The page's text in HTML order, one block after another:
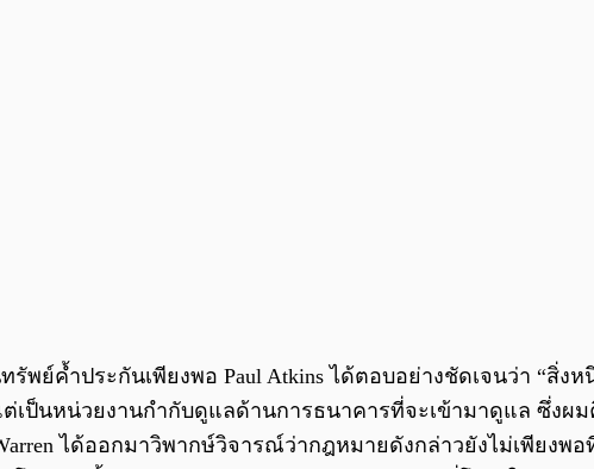
รัพย์ค้ำประกันเพียงพอ Paul Atkins ได้ตอบอย่างชัดเจนว่า “สิ่
เป็นหน่วยงานกำกับดูแลด้านการธนาคารที่จะเข้ามาดูแล ซึ่งผ
ได้ออกมาวิพากษ์วิจารณ์ว่ากฎหมายดังกล่าวยังไม่เพียงพ